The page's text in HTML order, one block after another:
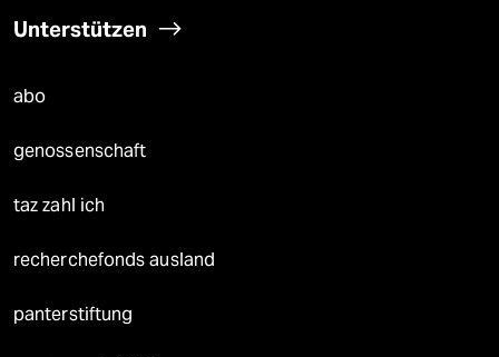
Unterstützen
abo
genossenschaft
taz zahl ich
recherchefonds ausland
panterstiftung